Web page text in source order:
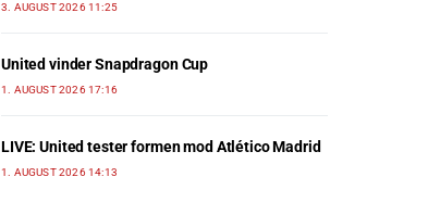
3. AUGUST 2026 11:25
United vinder Snapdragon Cup
1. AUGUST 2026 17:16
LIVE: United tester formen mod Atlético Madrid
1. AUGUST 2026 14:13